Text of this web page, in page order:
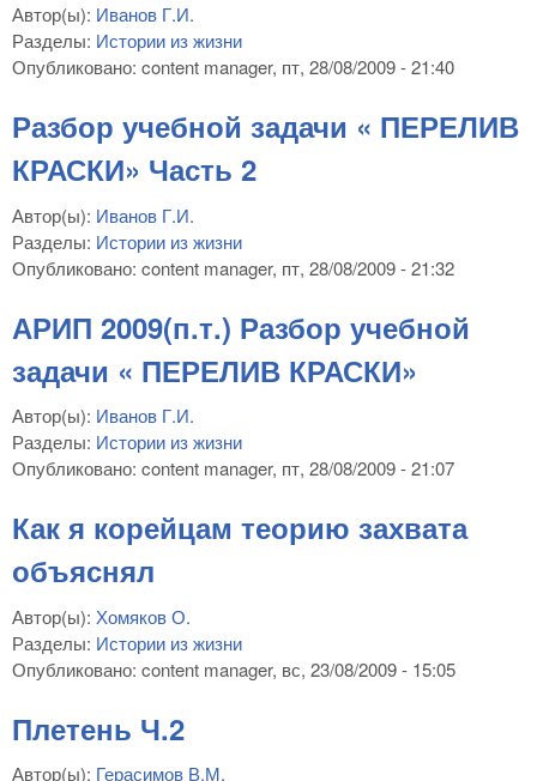
Автор(ы): Иванов Г.И.
Разделы: Истории из жизни
Опубликовано: content manager, пт, 28/08/2009 - 21:40
Разбор учебной задачи « ПЕРЕЛИВ
КРАСКИ» Часть 2
Автор(ы): Иванов Г.И.
Разделы: Истории из жизни
Опубликовано: content manager, пт, 28/08/2009 - 21:32
АРИП 2009(п.т.) Разбор учебной
задачи « ПЕРЕЛИВ КРАСКИ»
Автор(ы): Иванов Г.И.
Разделы: Истории из жизни
Опубликовано: content manager, пт, 28/08/2009 - 21:07
Как я корейцам теорию захвата
объяснял
Автор(ы): Хомяков О.
Разделы: Истории из жизни
Опубликовано: content manager, вс, 23/08/2009 - 15:05
Плетень Ч.2
Автор(ы): Герасимов В.М.